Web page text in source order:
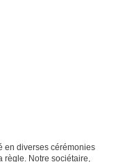
en diverses cérémonies
Notre sociétaire,